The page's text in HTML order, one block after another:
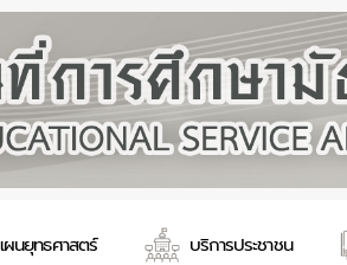
ผนยุทธศาสตร์ บริการประชาชน